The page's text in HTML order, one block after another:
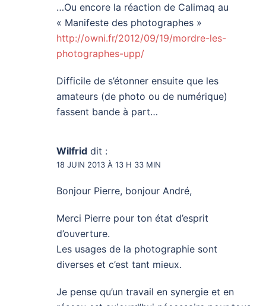
…Ou encore la réaction de Calimaq au
« Manifeste des photographes »
http://owni.fr/2012/09/19/mordre-les-
photographes-upp/
Difficile de s’étonner ensuite que les
amateurs (de photo ou de numérique)
fassent bande à part…
Wilfrid dit :
18 JUIN 2013 À 13 H 33 MIN
Bonjour Pierre, bonjour André,
Merci Pierre pour ton état d’esprit
d’ouverture.
Les usages de la photographie sont
diverses et c’est tant mieux.
Je pense qu’un travail en synergie et en